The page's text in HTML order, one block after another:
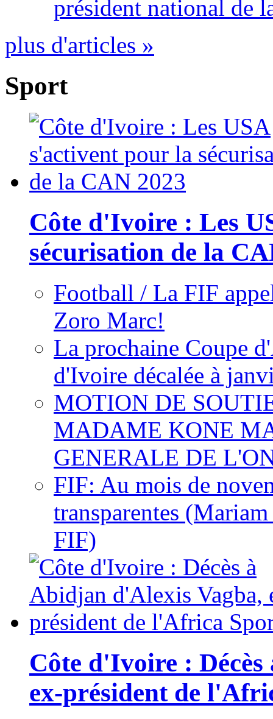
président national de
plus d'articles »
Sport
Côte d'Ivoire : Les
sécurisation de la
Football / La FIF
Zoro Marc!
La prochaine Coupe
d'Ivoire décalée à
MOTION DE
MADAME KONE
GENERALE DE
FIF: Au mois de
transparentes
FIF)
Côte d'Ivoire :
ex-président de